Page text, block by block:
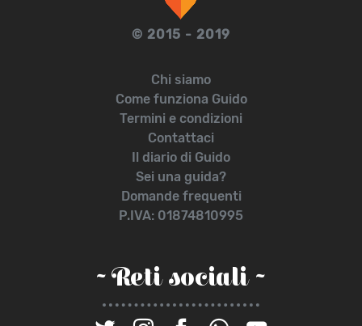
© 2015 - 2019
Chi siamo
Come funziona Guido
Termini e condizioni
Contattaci
Il diario di Guido
Sei una guida?
Domande frequenti
P.IVA: 01874810995
~ Reti sociali ~